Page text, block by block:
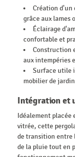
Création d'un
grâce aux lames
Éclairage
confortable et
Construction
aux intempéries
Surface utile
mobilier de
Intégration et
Idéalement placée
vitrée, cette
de transition entre
de la pluie tout en